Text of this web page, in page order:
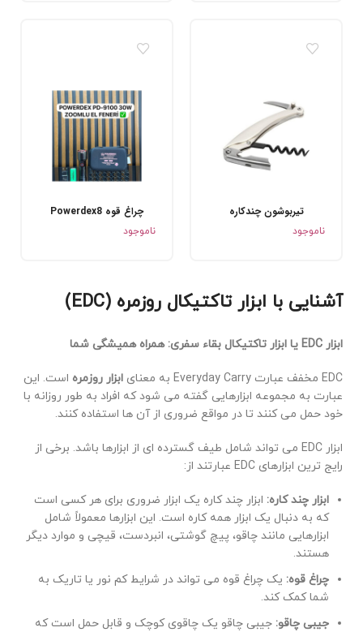
تیربوشون چندکاره
ناموجود
چراغ قوه Powerdex8
ناموجود
آشنایی با ابزار تاکتیکال روزمره (EDC)
ابزار EDC یا ابزار تاکتیکال بقاء سفری: همراه همیشگی شما
EDC مخفف عبارت Everyday Carry به معنای ابزار روزمره است. این
عبارت به مجموعه ابزارهایی گفته می شود که افراد به طور روزانه با
خود حمل می کنند تا در مواقع ضروری از آن ها استفاده کنند.
ابزار EDC می تواند شامل طیف گسترده ای از ابزارها باشد. برخی از
رایج ترین ابزارهای EDC عبارتند از:
ابزار چند کاره: ابزار چند کاره یک ابزار ضروری برای هر کسی است
که به دنبال یک ابزار همه کاره است. این ابزارها معمولاً شامل
ابزارهایی مانند چاقو، پیچ گوشتی، انبردست، قیچی و موارد دیگر
هستند.
چراغ قوه: یک چراغ قوه می تواند در شرایط کم نور یا تاریک به
شما کمک کند.
جیبی چاقو: جیبی چاقو یک چاقوی کوچک و قابل حمل است که